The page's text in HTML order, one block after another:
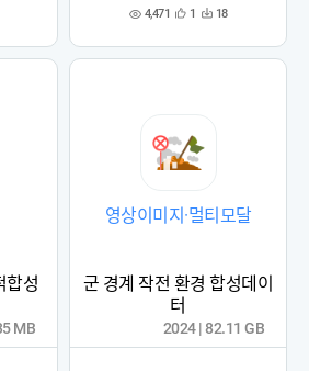
조 4,471 관
록
1 다 18
합성
MB
영상이미지·멀티모달
군 경계 작전 환경 합성데이
터
2024 | 82.11 GB